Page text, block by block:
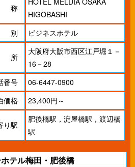
称
HIGOBASHI
別
ビジネスホテル
所
大阪府大阪市西区江戸堀１－
16－28
番号
06-6447-0900
価格
23,400円～
り駅
肥後橋駅，淀屋橋駅，渡辺橋
駅
テル梅田・肥後橋